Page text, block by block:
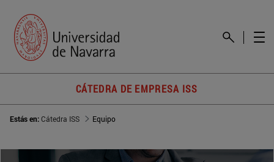
CÁTEDRA DE EMPRESA ISS
Estás en:Cátedra ISS Equipo